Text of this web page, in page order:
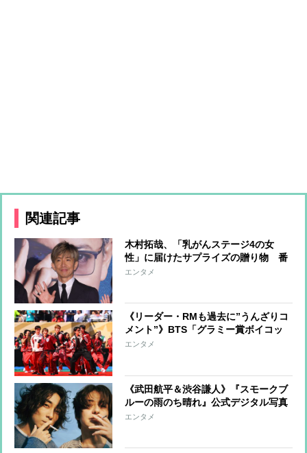
関連記事
木村拓哉、「乳がんステージ4の女
性」に届けたサプライズの贈り物 番
組企画で対面したファンが、夢と希望
エンタメ
《リーダー・RMも過去に”うんざりコ
メント”》BTS「グラミー賞ボイコッ
ト」が示す“韓国から世界へ”の覚悟
エンタメ
《武田航平＆渋谷謙人》『スモークブ
ルーの雨のち晴れ』公式デジタル写真
集アザーカットを一挙公開
エンタメ